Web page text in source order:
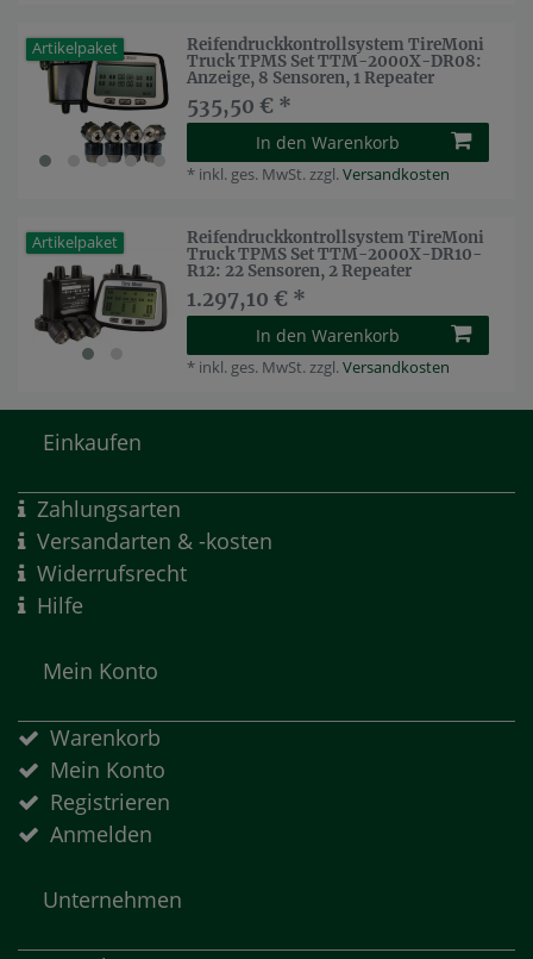
Artikelpaket
Reifendruckkontrollsystem TireMoni
Truck TPMS Set TTM-2000X-DR08:
Anzeige, 8 Sensoren, 1 Repeater
535,50 € *
In den Warenkorb
* inkl. ges. MwSt.zzgl.Versandkosten
Artikelpaket
Reifendruckkontrollsystem TireMoni
Truck TPMS Set TTM-2000X-DR10-
R12: 22 Sensoren, 2 Repeater
1.297,10 € *
In den Warenkorb
* inkl. ges. MwSt.zzgl.Versandkosten
Einkaufen
Zahlungsarten
Versandarten & -kosten
Widerrufsrecht
Hilfe
Mein Konto
Warenkorb
Mein Konto
Registrieren
Anmelden
Unternehmen